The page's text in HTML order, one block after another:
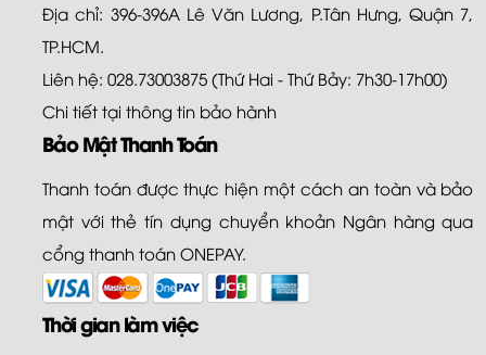
Địa chỉ: 396-396A Lê Văn Lương, P.Tân Hưng, Quận 7,
TP.HCM.
Liên hệ: 028.73003875 (Thứ Hai - Thứ Bảy: 7h30-17h00)
Chi tiết tại thông tin bảo hành
Bảo Mật Thanh Toán
Thanh toán được thực hiện một cách an toàn và bảo
mật với thẻ tín dụng chuyển khoản Ngân hàng qua
cổng thanh toán ONEPAY.
Thời gian làm việc